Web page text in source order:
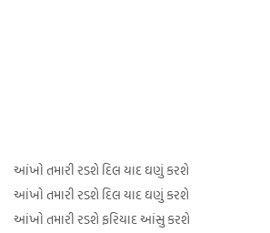
આંખો તમારી રડશે દિલ યાદ ઘણું કરશે
આંખો તમારી રડશે દિલ યાદ ઘણું કરશે
આંખો તમારી રડશે ફરિયાદ આંસુ કરશે